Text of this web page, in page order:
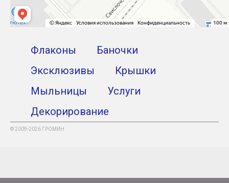
Флаконы
Баночки
Эксклюзивы
Крышки
Мыльницы
Услуги
Декорирование
© 2009-2026 ГРОМИН